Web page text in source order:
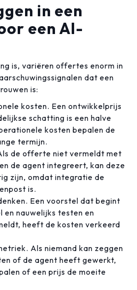
in een
een AI-
is, variëren offertes enorm in
dat een
is:
kosten. Een ontwikkelprijs
schatting is een halve
kosten bepalen de
termijn.
de offerte niet vermeldt met
de agent integreert, kan deze
zijn, omdat integratie de
is.
Een voorstel dat begint
en nauwelijks testen en
heeft de kosten verkeerd
Als niemand kan zeggen
of de agent heeft gewerkt,
of een prijs de moeite